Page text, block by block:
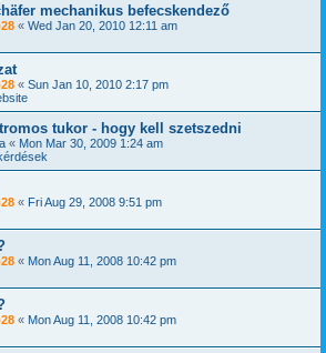
mechanikus befecskendező
« Wed Jan 20, 2010 12:11 am
« Sun Jan 10, 2010 2:17 pm
tukor - hogy kell szetszedni
« Mon Mar 30, 2009 1:24 am
« Fri Aug 29, 2008 9:51 pm
« Mon Aug 11, 2008 10:42 pm
« Mon Aug 11, 2008 10:42 pm